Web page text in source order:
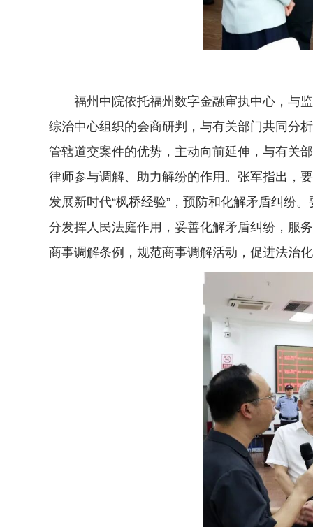
福州中院依托福州数字金融审执中心，与监
综治中心组织的会商研判，与有关部门共同分
管辖道交案件的优势，主动向前延伸，与有关
律师参与调解、助力解纷的作用。张军指出，
发展新时代“枫桥经验”，预防和化解矛盾纠纷
分发挥人民法庭作用，妥善化解矛盾纠纷，服
商事调解条例，规范商事调解活动，促进法治